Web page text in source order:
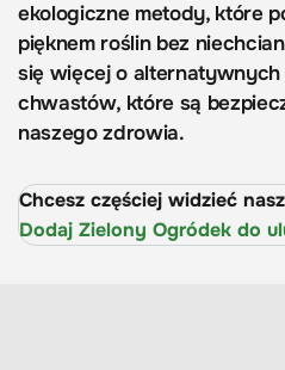
ekologiczne metody, które
pięknem roślin bez
się więcej o
chwastów, które są
naszego zdrowia.
Chcesz częściej widzieć
Dodaj Zielony Ogródek do